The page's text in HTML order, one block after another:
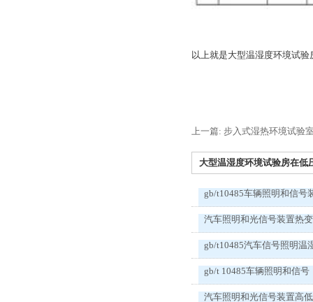
以上就是大型温湿度环境试
上一篇: 步入式湿热环境试验
大型温湿度环境试验房在低
gb/t10485车辆照明和信号
汽车照明和光信号装置热
gb/t10485汽车信号照明温
gb/t 10485车辆照明和信号
汽车照明和光信号装置高